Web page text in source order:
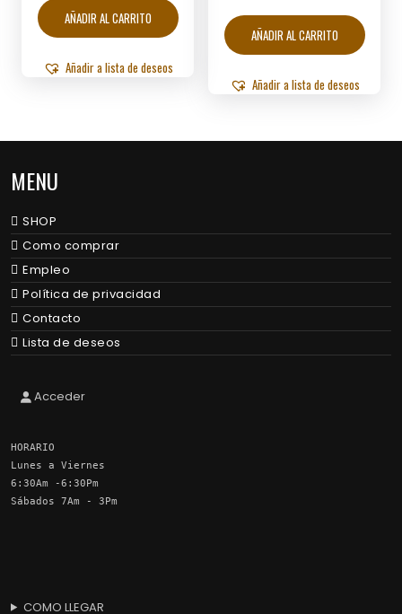
AÑADIR AL CARRITO
Añadir a lista de deseos
AÑADIR AL CARRITO
Añadir a lista de deseos
MENU
SHOP
Como comprar
Empleo
Política de privacidad
Contacto
Lista de deseos
Acceder
HORARIO
Lunes a Viernes
6:30Am -6:30Pm
Sábados 7Am - 3Pm
COMO LLEGAR